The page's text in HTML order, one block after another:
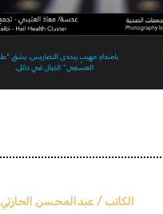
الكاتب / عبدالمحسن الحارثي